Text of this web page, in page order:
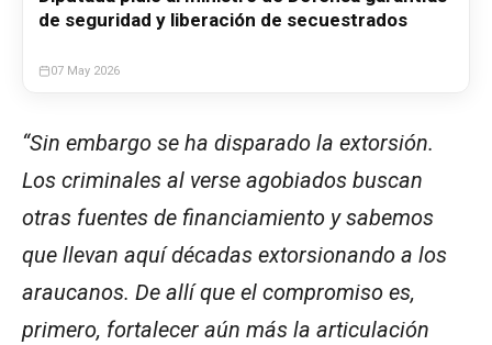
de seguridad y liberación de secuestrados
07 May 2026
“Sin embargo se ha disparado la extorsión.
Los criminales al verse agobiados buscan
otras fuentes de financiamiento y sabemos
que llevan aquí décadas extorsionando a los
araucanos. De allí que el compromiso es,
primero, fortalecer aún más la articulación